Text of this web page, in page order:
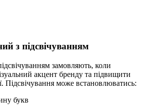
з підсвічуванням
замовляють, коли
акцент бренду та підвищити
Підсвічування може встановлюватись:
букв